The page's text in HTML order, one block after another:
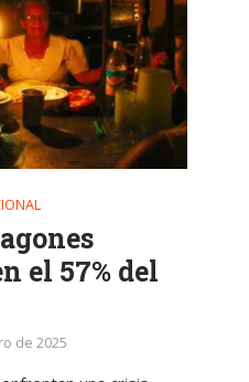
el 57% del
de 2025